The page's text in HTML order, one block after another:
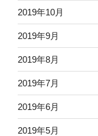
2019年10月
2019年9月
2019年8月
2019年7月
2019年6月
2019年5月